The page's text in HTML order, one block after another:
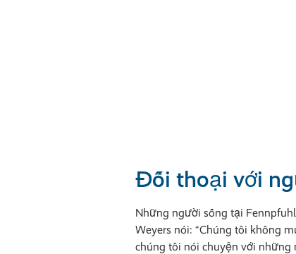
Đối thoại với
Những người sống tại
Weyers nói: “Chúng tôi không
chúng tôi nói chuyện với những